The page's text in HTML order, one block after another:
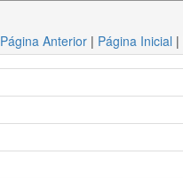
Página Anterior | Página Inicial |